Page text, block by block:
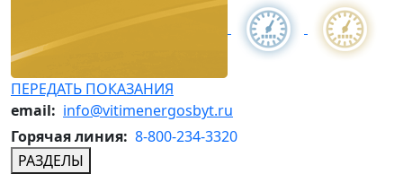
ПЕРЕДАТЬ ПОКАЗАНИЯ
email: info@vitimenergosbyt.ru
Горячая линия: 8-800-234-3320
РАЗДЕЛЫ